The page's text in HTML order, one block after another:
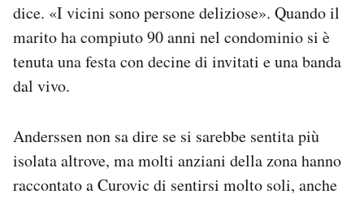
dice. «I vicini sono persone deliziose». Quando il
marito ha compiuto 90 anni nel condominio si è
tenuta una festa con decine di invitati e una banda
dal vivo.
Anderssen non sa dire se si sarebbe sentita più
isolata altrove, ma molti anziani della zona hanno
raccontato a Curovic di sentirsi molto soli, anche